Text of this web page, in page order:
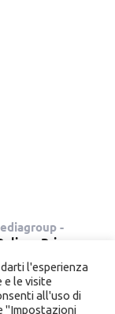
-
Privacy
l'esperienza
e le visite
all'uso di
"Impostazioni